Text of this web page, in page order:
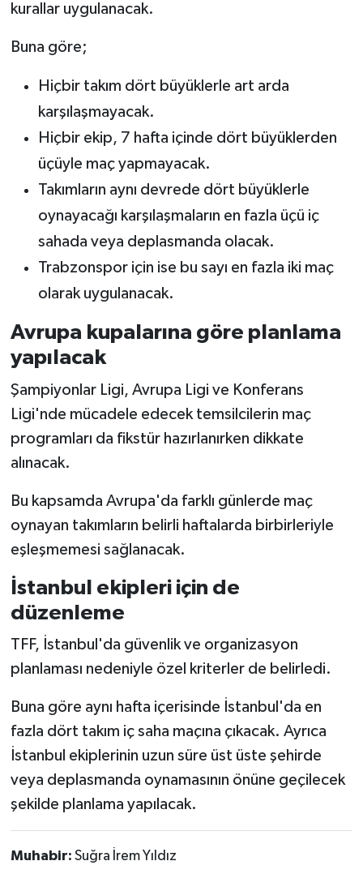
kurallar uygulanacak.
Buna göre;
Hiçbir takım dört büyüklerle art arda
karşılaşmayacak.
Hiçbir ekip, 7 hafta içinde dört büyüklerden
üçüyle maç yapmayacak.
Takımların aynı devrede dört büyüklerle
oynayacağı karşılaşmaların en fazla üçü iç
sahada veya deplasmanda olacak.
Trabzonspor için ise bu sayı en fazla iki maç
olarak uygulanacak.
Avrupa kupalarına göre planlama
yapılacak
Şampiyonlar Ligi, Avrupa Ligi ve Konferans
Ligi'nde mücadele edecek temsilcilerin maç
programları da fikstür hazırlanırken dikkate
alınacak.
Bu kapsamda Avrupa'da farklı günlerde maç
oynayan takımların belirli haftalarda birbirleriyle
eşleşmemesi sağlanacak.
İstanbul ekipleri için de
düzenleme
TFF, İstanbul'da güvenlik ve organizasyon
planlaması nedeniyle özel kriterler de belirledi.
Buna göre aynı hafta içerisinde İstanbul'da en
fazla dört takım iç saha maçına çıkacak. Ayrıca
İstanbul ekiplerinin uzun süre üst üste şehirde
veya deplasmanda oynamasının önüne geçilecek
şekilde planlama yapılacak.
Muhabir: Suğra İrem Yıldız